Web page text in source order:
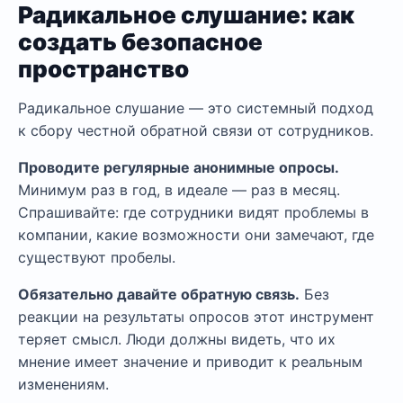
Радикальное слушание: как
создать безопасное
пространство
Радикальное слушание — это системный подход
к сбору честной обратной связи от сотрудников.
Проводите регулярные анонимные опросы.
Минимум раз в год, в идеале — раз в месяц.
Спрашивайте: где сотрудники видят проблемы в
компании, какие возможности они замечают, где
существуют пробелы.
Обязательно давайте обратную связь. Без
реакции на результаты опросов этот инструмент
теряет смысл. Люди должны видеть, что их
мнение имеет значение и приводит к реальным
изменениям.